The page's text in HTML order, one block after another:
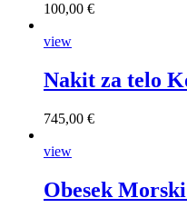
100,00 €
view
Nakit za telo
745,00 €
view
Obesek